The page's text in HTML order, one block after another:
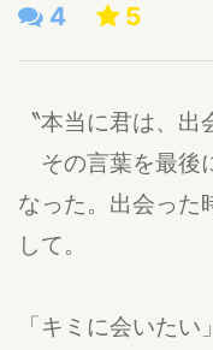
4 5
〝本当に君は、出
その言葉を最後
なった。出会った
して。
「キミに会いたい」